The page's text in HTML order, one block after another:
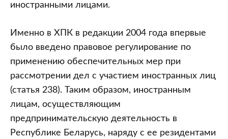
иностранными лицами.
Именно в ХПК в редакции 2004 года впервые
было введено правовое регулирование по
применению обеспечительных мер при
рассмотрении дел с участием иностранных лиц
(статья 238). Таким образом, иностранным
лицам, осуществляющим
предпринимательскую деятельность в
Республике Беларусь, наряду с ее резидентами